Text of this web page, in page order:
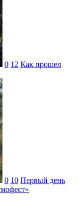
0 12 Как прошел
0 10 Первый день